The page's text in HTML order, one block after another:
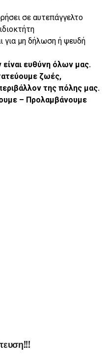
σε αυτεπάγγελτο
για μη δήλωση ή ψευδή
ευθύνη όλων μας.
ζωές,
της πόλης μας.
– Προλαμβάνουμε